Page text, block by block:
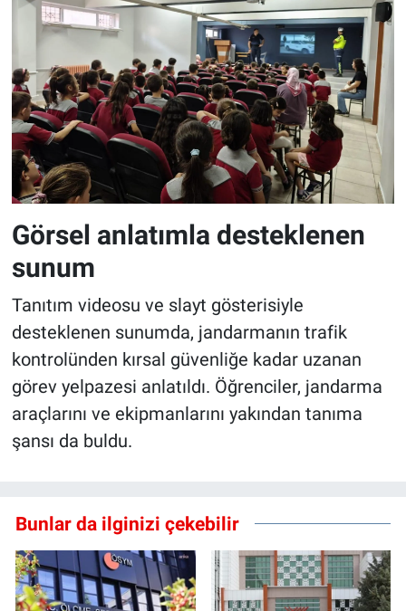
Görsel anlatımla desteklenen
sunum
Tanıtım videosu ve slayt gösterisiyle
desteklenen sunumda, jandarmanın trafik
kontrolünden kırsal güvenliğe kadar uzanan
görev yelpazesi anlatıldı. Öğrenciler, jandarma
araçlarını ve ekipmanlarını yakından tanıma
şansı da buldu.
Bunlar da ilginizi çekebilir